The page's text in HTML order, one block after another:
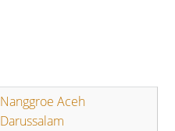
Nanggroe Aceh
Darussalam